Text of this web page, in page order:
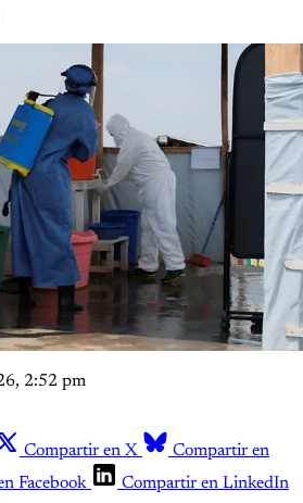
2:52 pm
Compartir en X
Compartir en
Facebook
Compartir en LinkedIn